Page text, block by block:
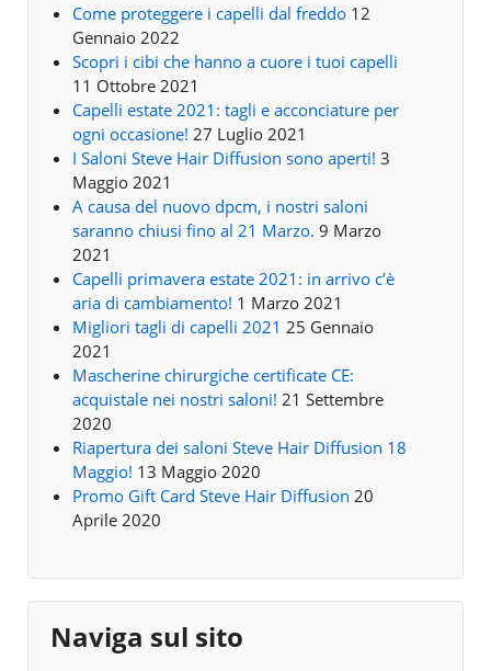
Come proteggere i capelli dal freddo 12
Gennaio 2022
Scopri i cibi che hanno a cuore i tuoi capelli
11 Ottobre 2021
Capelli estate 2021: tagli e acconciature per
ogni occasione! 27 Luglio 2021
I Saloni Steve Hair Diffusion sono aperti! 3
Maggio 2021
A causa del nuovo dpcm, i nostri saloni
saranno chiusi fino al 21 Marzo. 9 Marzo
2021
Capelli primavera estate 2021: in arrivo c’è
aria di cambiamento! 1 Marzo 2021
Migliori tagli di capelli 2021 25 Gennaio
2021
Mascherine chirurgiche certificate CE:
acquistale nei nostri saloni! 21 Settembre
2020
Riapertura dei saloni Steve Hair Diffusion 18
Maggio! 13 Maggio 2020
Promo Gift Card Steve Hair Diffusion 20
Aprile 2020
Naviga sul sito